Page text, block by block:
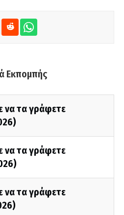
Εκπομπής
να τα γράφετε
να τα γράφετε
να τα γράφετε